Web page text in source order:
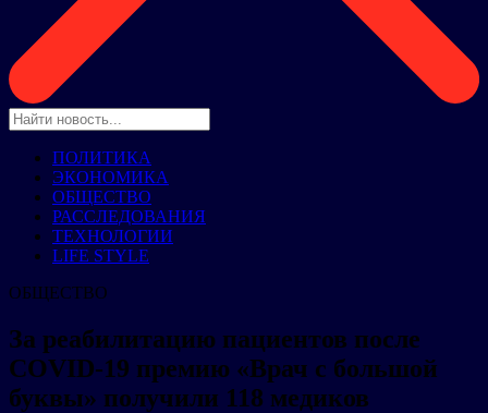
ПОЛИТИКА
ЭКОНОМИКА
ОБЩЕСТВО
РАССЛЕДОВАНИЯ
ТЕХНОЛОГИИ
LIFE STYLE
ОБЩЕСТВО
За реабилитацию пациентов после
COVID-19 премию «Врач с большой
буквы» получили 118 медиков